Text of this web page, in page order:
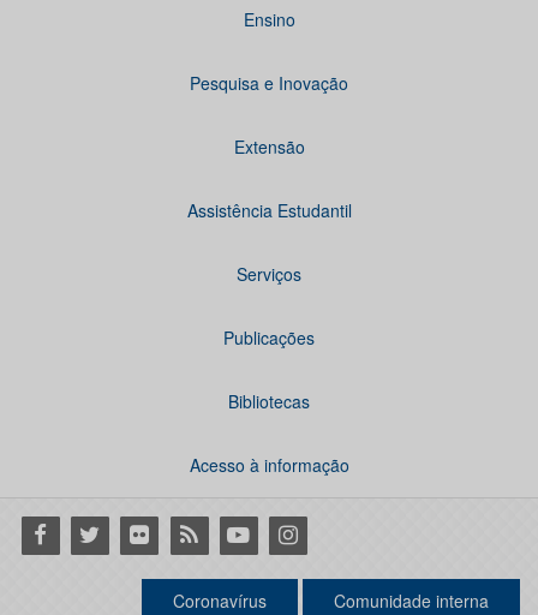
Ensino
Pesquisa e Inovação
Extensão
Assistência Estudantil
Serviços
Publicações
Bibliotecas
Acesso à informação
Facebook
Twitter Flickr RSS YoutubeInstagram
Coronavírus Comunidade interna